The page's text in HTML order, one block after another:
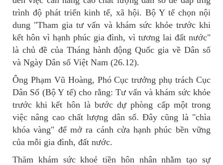
trình độ phát triển kinh tế, xã hội. Bộ Y tế chọn nội
dung "Tham gia tư vấn và khám sức khỏe trước khi
kết hôn vì hạnh phúc gia đình, vì tương lai đất nước"
là chủ đề của Tháng hành động Quốc gia về Dân số
và Ngày Dân số Việt Nam (26.12).
Ông Phạm Vũ Hoàng, Phó Cục trưởng phụ trách Cục
Dân Số (Bộ Y tế) cho rằng: Tư vấn và khám sức khỏe
trước khi kết hôn là bước dự phòng cấp một trong
việc nâng cao chất lượng dân số. Đây cũng là "chìa
khóa vàng" để mở ra cánh cửa hạnh phúc bền vững
của mỗi gia đình, đất nước.
Thăm khám sức khoẻ tiền hôn nhân nhằm tạo sự